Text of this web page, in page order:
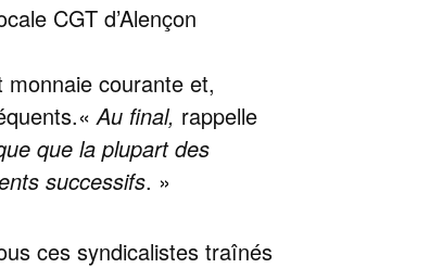
CGT d’Alençon
monnaie courante et,
Au final, rappelle
que la plupart des
successifs. »
ces syndicalistes traînés